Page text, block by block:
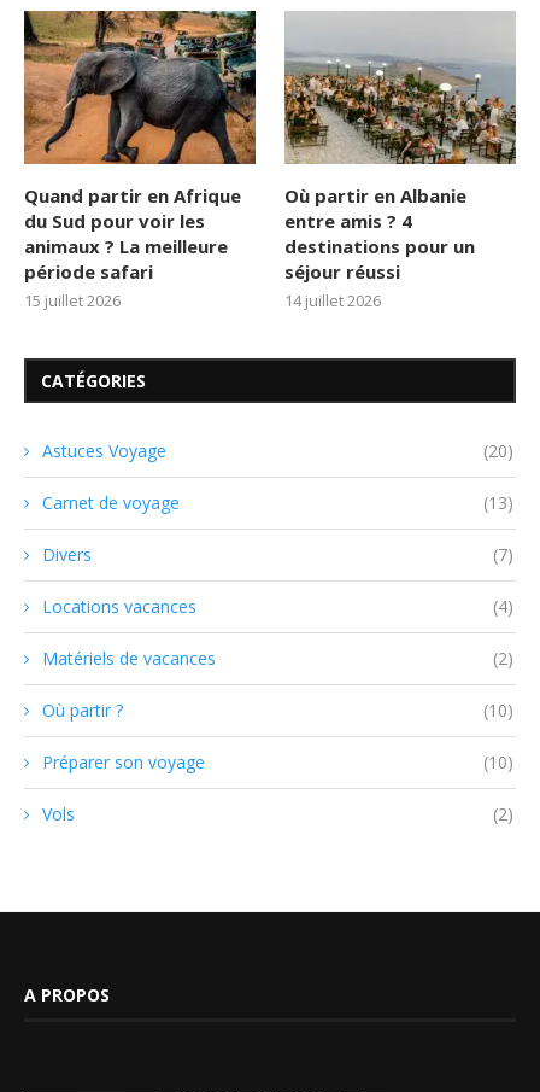
Quand partir en Afrique
du Sud pour voir les
animaux ? La meilleure
période safari
15 juillet 2026
Où partir en Albanie
entre amis ? 4
destinations pour un
séjour réussi
14 juillet 2026
CATÉGORIES
Astuces Voyage (20)
Carnet de voyage (13)
Divers (7)
Locations vacances (4)
Matériels de vacances (2)
Où partir ? (10)
Préparer son voyage (10)
Vols (2)
A PROPOS